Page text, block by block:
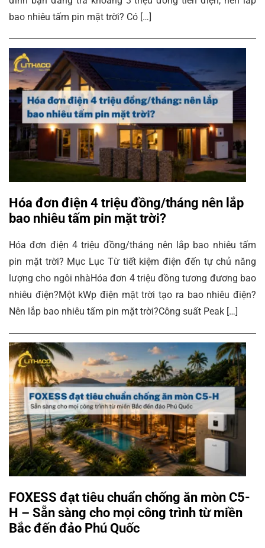
bao nhiêu tấm pin mặt trời? Có […]
Hóa đơn điện 4 triệu đồng/tháng nên lắp
bao nhiêu tấm pin mặt trời?
Hóa đơn điện 4 triệu đồng/tháng nên lắp bao nhiêu tấm
pin mặt trời? Mục Lục Từ tiết kiệm điện đến tự chủ năng
lượng cho ngôi nhàHóa đơn 4 triệu đồng tương đương bao
nhiêu điện?Một kWp điện mặt trời tạo ra bao nhiêu điện?
Nên lắp bao nhiêu tấm pin mặt trời?Công suất Peak […]
FOXESS đạt tiêu chuẩn chống ăn mòn C5-
H – Sẵn sàng cho mọi công trình từ miền
Bắc đến đảo Phú Quốc